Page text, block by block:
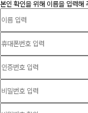
본인 확인을 위해 이름을 입력해